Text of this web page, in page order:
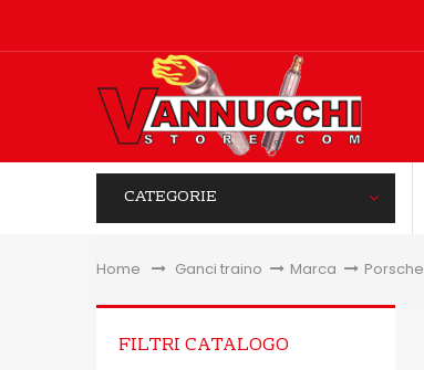
CATEGORIE
Home &gt;Ganci traino > Marca > Porsche
FILTRI CATALOGO